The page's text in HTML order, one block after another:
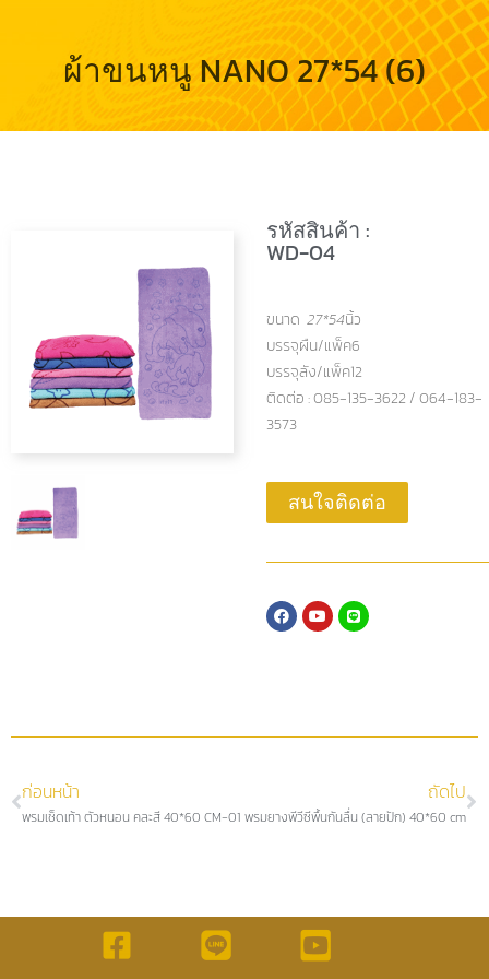
ผ้าขนหนู NANO 27*54 (6)
รหัสสินค้า :
WD-04
ขนาด 27*54นิ้ว
บรรจุผืน/แพ็ค6
บรรจุลัง/แพ็ค12
ติดต่อ : 085-135-3622 / 064-183-
3573
สนใจติดต่อ
ก่อนหน้า
พรมเช็ดเท้า ตัวหนอน คละสี 40*60 CM-01
ถัดไป
พรมยางพีวีซีพื้นกันลื่น (ลายปัก) 40*60 cm